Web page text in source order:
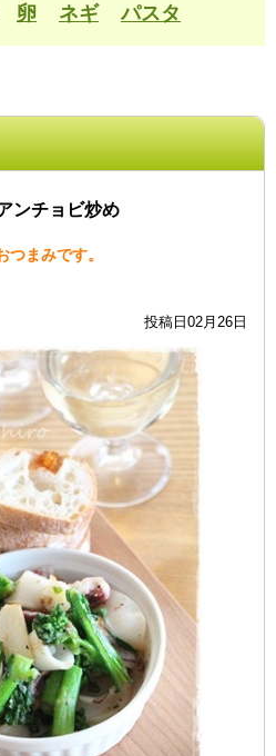
卵 ネギ パスタ
ンチョビ炒め
まみです。
投稿日02月26日